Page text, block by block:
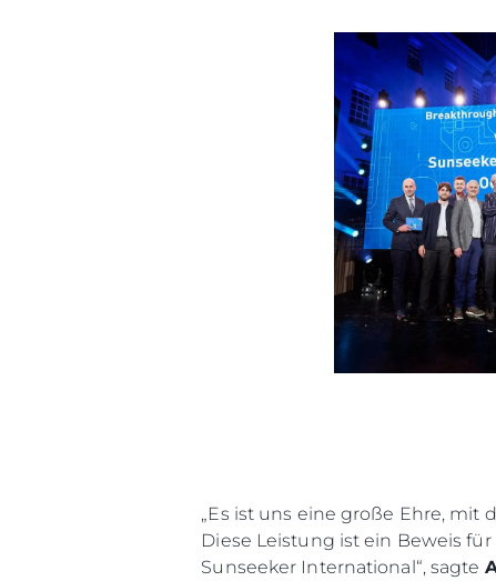
„Es ist uns eine große Ehre, mit
Diese Leistung ist ein Beweis
Sunseeker International“, sagte